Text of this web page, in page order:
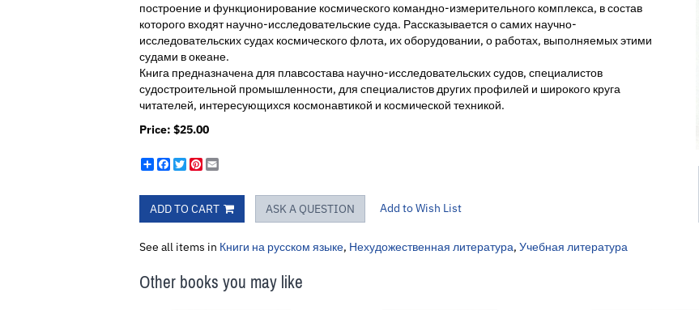
построение и функционирование космического командно-измерительного комплекса, в состав
которого входят научно-исследовательские суда. Рассказывается о самих научно-
исследовательских судах космического флота, их оборудовании, о работах, выполняемых этими
судами в океане.
Книга предназначена для плавсостава научно-исследовательских судов, специалистов
судостроительной промышленности, для специалистов других профилей и широкого круга
читателей, интересующихся космонав­тикой и космической техникой.
Price: $25.00
ShareFacebook
TwitterPinterest
ADD TO CART ASK A QUESTION Add to Wish List
See all items in Книги на русском языке, Нехудожественная литература, Учебная литература
Other books you may like